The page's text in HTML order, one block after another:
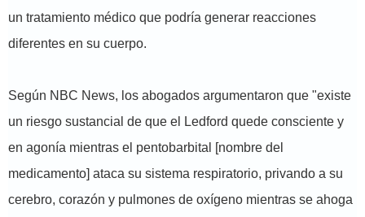
un tratamiento médico que podría generar reacciones
diferentes en su cuerpo.
Según NBC News, los abogados argumentaron que "existe
un riesgo sustancial de que el Ledford quede consciente y
en agonía mientras el pentobarbital [nombre del
medicamento] ataca su sistema respiratorio, privando a su
cerebro, corazón y pulmones de oxígeno mientras se ahoga